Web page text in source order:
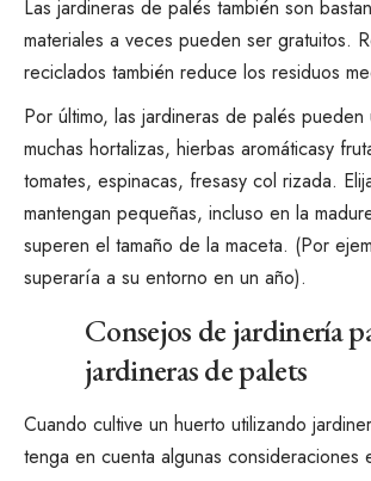
Las jardineras de palés también son
materiales a veces pueden ser gratuitos.
reciclados también reduce los residuos
Por último, las jardineras de palés pueden
muchas hortalizas, hierbas aromáticasy
tomates, espinacas, fresasy col rizada.
mantengan pequeñas, incluso en la
superen el tamaño de la maceta. (Por
superaría a su entorno en un año).
Consejos de jardinería
jardineras de palets
Cuando cultive un huerto utilizando
tenga en cuenta algunas consideraciones